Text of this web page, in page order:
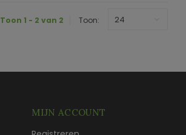
Toon 1 - 2 van 2 Toon: 24
MIJN ACCOUNT